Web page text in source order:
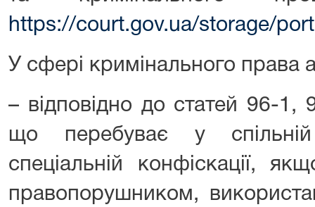
https://court.gov.ua/storage/
У сфері кримінального права
– відповідно до статей 96-
що перебуває у спільній
спеціальній конфіскації,
правопорушником,